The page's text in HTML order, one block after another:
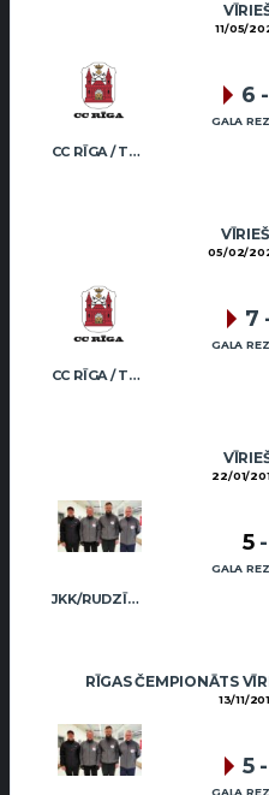
11/05/
CC RĪGA / TRUKŠĀNS
6 -
GALA
05/02/
CC RĪGA / TRUKŠĀNS
7
GALA
22/01/
JKK/RUDZĪTIS
5 -
GALA
RĪGAS ČEMPIONĀTS
13/11/
5 -